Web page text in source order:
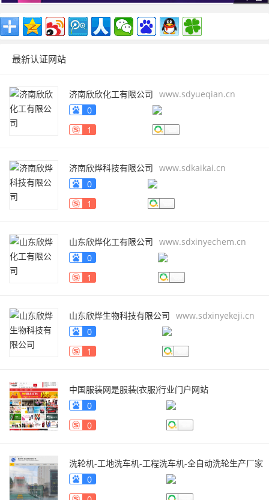
最新认证网站
济南欣欣化工有限公司 www.sdyueqian.cn
0
1
济南欣烨科技有限公司 www.sdkaikai.cn
0
1
山东欣烨化工有限公司 www.sdxinyechem.cn
0
1
山东欣烨生物科技有限公司 www.sdxinyekeji.cn
0
1
中国服装网是服装(衣服)行业门户网站
fuzhuang.qiyeku.cn
0
0
洗轮机-工地洗车机-工程洗车机-全自动洗轮生产厂家
[鲁企环科]
www.lqhb88.com
0